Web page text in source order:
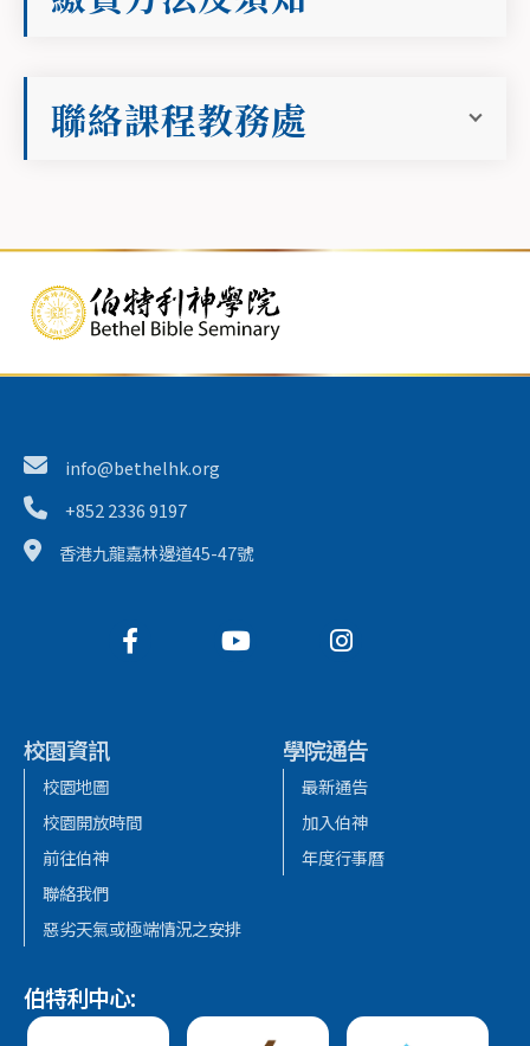
聯絡課程教務處
info@bethelhk.org
+852 2336 9197
香港九龍嘉林邊道45-47號
校園資訊
校園地圖
校園開放時間
前往伯神
聯絡我們
惡劣天氣或極端情況之安排
學院通告
最新通告
加入伯神
年度行事曆
伯特利中心: